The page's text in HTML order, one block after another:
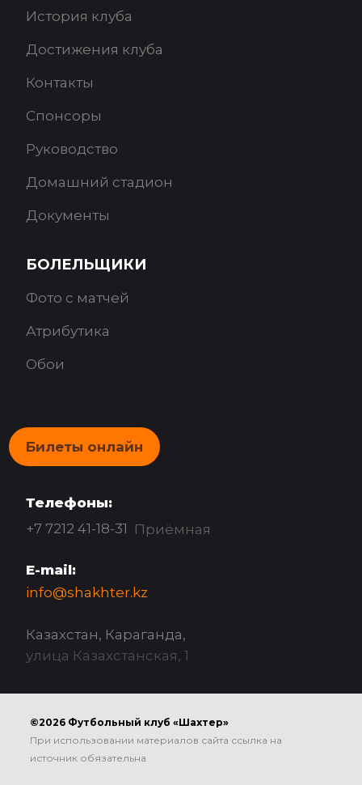
История клуба
Достижения клуба
Контакты
Спонсоры
Руководство
Домашний стадион
Документы
БОЛЕЛЬЩИКИ
Фото с матчей
Атрибутика
Обои
Билеты онлайн
Телефоны:
+7 7212 41-18-31 Приёмная
E-mail:
info@shakhter.kz
Казахстан, Караганда,
улица Казахстанская, 1
©2026 Футбольный клуб «Шахтер»
При использовании материалов сайта ссылка на
источник обязательна